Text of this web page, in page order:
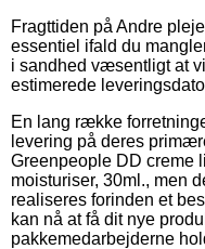
Fragttiden på Andre
essentiel ifald du
i sandhed væsentligt at
estimerede
En lang række
levering på deres
Greenpeople DD creme
moisturiser, 30ml., men
realiseres forinden et
kan nå at få dit nye
pakkemedarbejderne